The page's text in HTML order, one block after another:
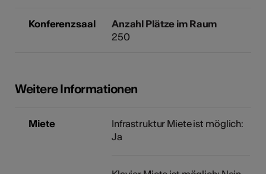
Konferenzsaal
Anzahl Plätze im Raum
250
Weitere Informationen
Miete
Infrastruktur Miete ist möglich:
Ja